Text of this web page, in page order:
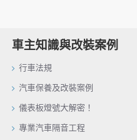
車主知識與改裝案例
行車法規
汽車保養及改裝案例
儀表板燈號大解密！
專業汽車隔音工程